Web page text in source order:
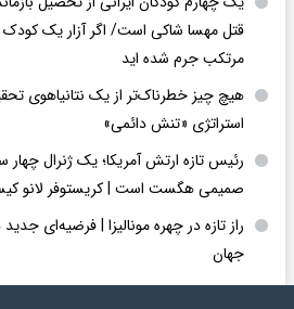
قتل مهسا شاکی است/ اگر آزار یک کودک
مرتکب جرم شده اید
هیچ چیز خطرناک‌تر از یک نتانیاهوی
استراتژی «تنش دائمی»
رئیس تازه ارتش آمریکا؛ یک ژنرال
صمیمی هگست است | کریستوفر لانو
راز تازه در چهره مونالیزا | فرضیه‌ای
جهان